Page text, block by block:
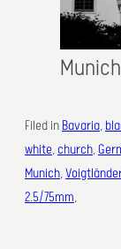
Filed in Bavaria,
white, church,
Munich,
2.5/75mm,